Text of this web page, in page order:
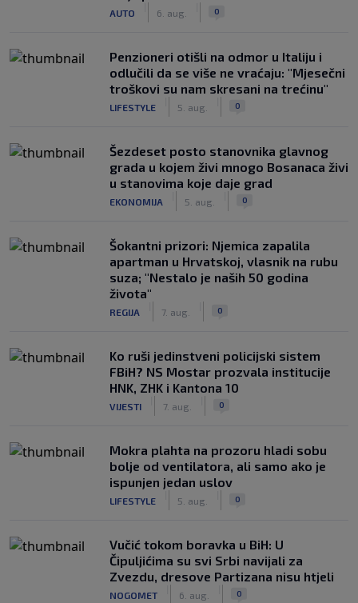
AUTO 6. aug. 0
Penzioneri otišli na odmor u Italiju i
odlučili da se više ne vraćaju: "Mjesečni
troškovi su nam skresani na trećinu"
LIFESTYLE 5. aug. 0
Šezdeset posto stanovnika glavnog
grada u kojem živi mnogo Bosanaca živi
u stanovima koje daje grad
EKONOMIJA 5. aug. 0
Šokantni prizori: Njemica zapalila
apartman u Hrvatskoj, vlasnik na rubu
suza; "Nestalo je naših 50 godina
života"
REGIJA 7. aug. 0
Ko ruši jedinstveni policijski sistem
FBiH? NS Mostar prozvala institucije
HNK, ZHK i Kantona 10
VIJESTI 7. aug. 0
Mokra plahta na prozoru hladi sobu
bolje od ventilatora, ali samo ako je
ispunjen jedan uslov
LIFESTYLE 5. aug. 0
Vučić tokom boravka u BiH: U
Čipuljićima su svi Srbi navijali za
Zvezdu, dresove Partizana nisu htjeli
NOGOMET 6. aug. 0